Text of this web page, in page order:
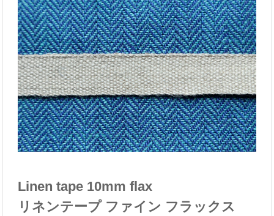
Linen tape 10mm flax
リネンテープ ファイン フラックス